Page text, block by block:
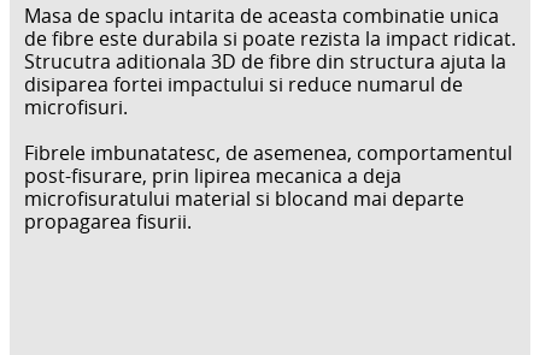
Masa de spaclu intarita de aceasta combinatie unica
de fibre este durabila si poate rezista la impact ridicat.
Strucutra aditionala 3D de fibre din structura ajuta la
disiparea fortei impactului si reduce numarul de
microfisuri.
Fibrele imbunatatesc, de asemenea, comportamentul
post-fisurare, prin lipirea mecanica a deja
microfisuratului material si blocand mai departe
propagarea fisurii.